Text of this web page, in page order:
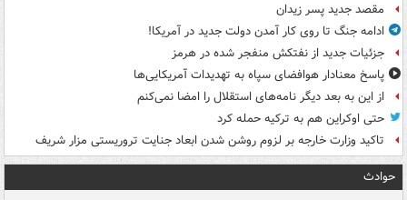
مقصد جدید پسر زیدان
ادامه جنگ تا روی کار آمدن دولت جدید در آمریکا!
جزئیات جدید از نفتکش منفجر شده در هرمز
پاسخ معنادار هوافضای سپاه به تهدیدات آمریکایی‌ها
از این به بعد دیگر نامه‌های استقلال را امضا نمی‌کنم
حتی اوکراین هم به ترکیه حمله کرد
تاکید وزارت خارجه بر لزوم روشن شدن ابعاد جنایت تروریستی مزار شریف
حوادث